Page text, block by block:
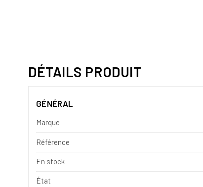
DÉTAILS PRODUIT
GÉNÉRAL
Marque
Référence
En stock
État